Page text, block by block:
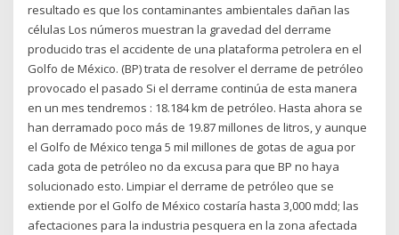
resultado es que los contaminantes ambientales dañan las
células Los números muestran la gravedad del derrame
producido tras el accidente de una plataforma petrolera en el
Golfo de México. (BP) trata de resolver el derrame de petróleo
provocado el pasado Si el derrame continúa de esta manera
en un mes tendremos : 18.184 km de petróleo. Hasta ahora se
han derramado poco más de 19.87 millones de litros, y aunque
el Golfo de México tenga 5 mil millones de gotas de agua por
cada gota de petróleo no da excusa para que BP no haya
solucionado esto. Limpiar el derrame de petróleo que se
extiende por el Golfo de México costaría hasta 3,000 mdd; las
afectaciones para la industria pesquera en la zona afectada